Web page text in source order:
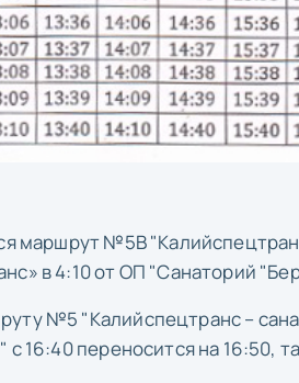
маршрут №5В
в 4:10 от ОП "Санаторий
№5 "Калийспецтранс –
16:40 переносится на 16:50,